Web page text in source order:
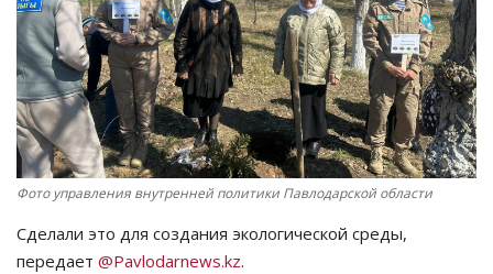
СПОРТ
Чек-лист
РАЗВЛЕЧЕНИЯ
OFFICIAL
Курултай
Фото управления внутренней политики Павлодарской области
Сделали это для создания экологической среды,
передает @Pavlodarnews.kz.